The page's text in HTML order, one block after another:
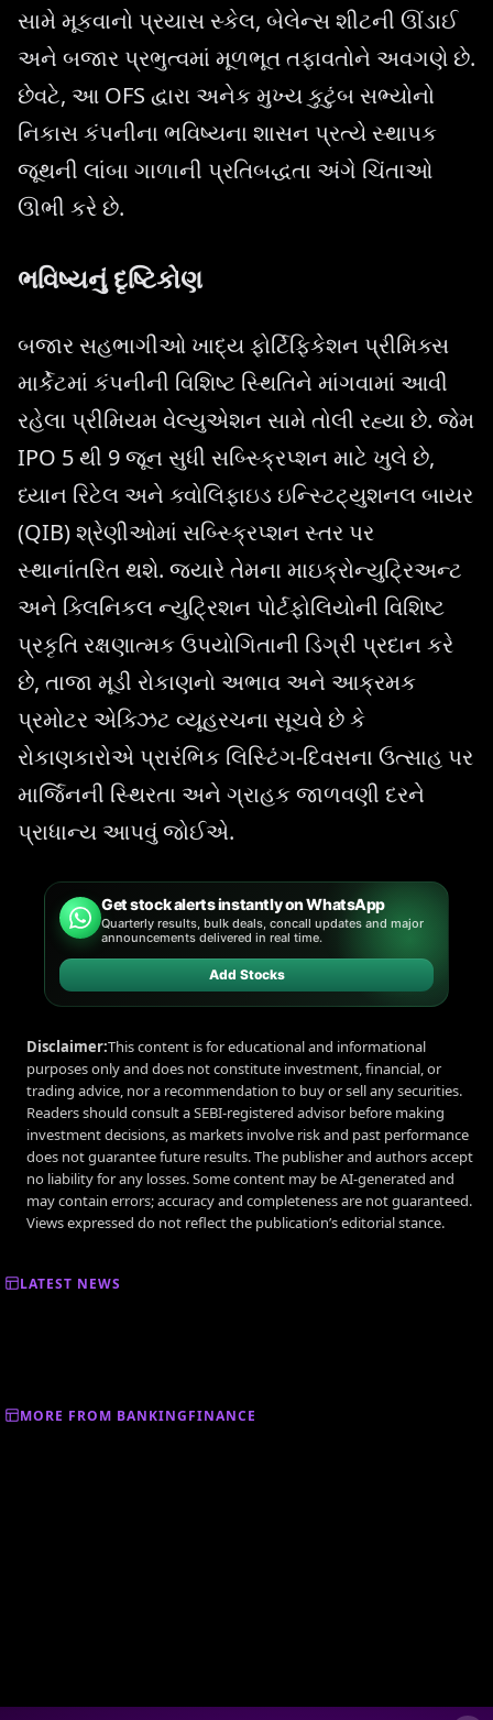
સામે મૂકવાનો પ્રયાસ સ્કેલ, બેલેન્સ શીટની ઊંડાઈ
અને બજાર પ્રભુત્વમાં મૂળભૂત તફાવતોને અવગણે છે.
છેવટે, આ OFS દ્વારા અનેક મુખ્ય કુટુંબ સભ્યોનો
નિકાસ કંપનીના ભવિષ્યના શાસન પ્રત્યે સ્થાપક
જૂથની લાંબા ગાળાની પ્રતિબદ્ધતા અંગે ચિંતાઓ
ઊભી કરે છે.
ભવિષ્યનું દૃષ્ટિકોણ
બજાર સહભાગીઓ ખાદ્ય ફોર્ટિફિકેશન પ્રીમિક્સ
માર્કેટમાં કંપનીની વિશિષ્ટ સ્થિતિને માંગવામાં આવી
રહેલા પ્રીમિયમ વેલ્યુએશન સામે તોલી રહ્યા છે. જેમ
IPO 5 થી 9 જૂન સુધી સબ્સ્ક્રિપ્શન માટે ખુલે છે,
ધ્યાન રિટેલ અને ક્વોલિફાઇડ ઇન્સ્ટિટ્યુશનલ બાયર
(QIB) શ્રેણીઓમાં સબ્સ્ક્રિપ્શન સ્તર પર
સ્થાનાંતરિત થશે. જ્યારે તેમના માઇક્રોન્યુટ્રિઅન્ટ
અને ક્લિનિકલ ન્યુટ્રિશન પોર્ટફોલિયોની વિશિષ્ટ
પ્રકૃતિ રક્ષણાત્મક ઉપયોગિતાની ડિગ્રી પ્રદાન કરે
છે, તાજા મૂડી રોકાણનો અભાવ અને આક્રમક
પ્રમોટર એક્ઝિટ વ્યૂહરચના સૂચવે છે કે
રોકાણકારોએ પ્રારંભિક લિસ્ટિંગ-દિવસના ઉત્સાહ પર
માર્જિનની સ્થિરતા અને ગ્રાહક જાળવણી દરને
પ્રાધાન્ય આપવું જોઈએ.
Get stock alerts instantly on WhatsApp
Quarterly results, bulk deals, concall updates and major
announcements delivered in real time.
Add Stocks
Disclaimer:This content is for educational and informational
purposes only and does not constitute investment, financial, or
trading advice, nor a recommendation to buy or sell any securities.
Readers should consult a SEBI-registered advisor before making
investment decisions, as markets involve risk and past performance
does not guarantee future results. The publisher and authors accept
no liability for any losses. Some content may be AI-generated and
may contain errors; accuracy and completeness are not guaranteed.
Views expressed do not reflect the publication’s editorial stance.
LATEST NEWS
MORE FROM BANKINGFINANCE